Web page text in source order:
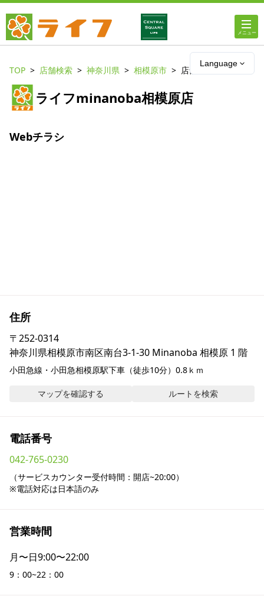
Language
店舗・チラシ情報
TOP 店舗検索 神奈川県 相模原市 店舗詳細
ライフminanoba相模原店
Webチラシ
住所
〒252-0314
神奈川県相模原市南区南台3-1-30 Minanoba 相模原 1 階
小田急線・小田急相模原駅下車（徒歩10分）0.8ｋｍ
マップを確認する ルートを検索
電話番号
042-765-0230
（サービスカウンター受付時間：開店~20:00）
※電話対応は日本語のみ
営業時間
月〜日9:00〜22:00
9：00~22：00